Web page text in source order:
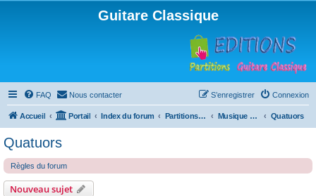
Guitare Classique
FAQ Nous contacter Connexion
S’enregistrer
Accueil Portail Index du forum Partitions pour guitare en libre téléchargement Musique d'ensemble Quatuors
Quatuors
Règles du forum
Nouveau sujet